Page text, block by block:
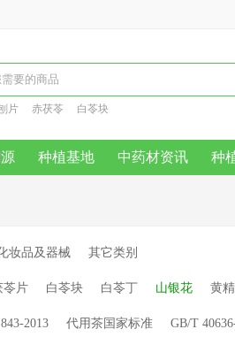
片 赤茯苓 白苓块
种植基地 中药材资讯 种
妆品及器械 其它类别
苓片 白苓块 白苓丁 山银花 黄精
2013 代用茶国家标准 GB/T